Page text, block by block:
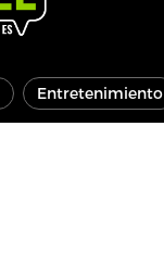
Entretenimiento